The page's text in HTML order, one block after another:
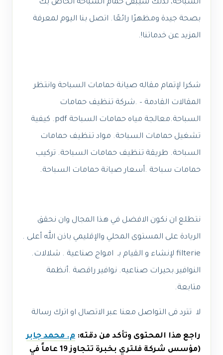
السباحة، لذلك سيبقى حمام السباحة الخاص بك
بصحة جيدة ومظهرًا رائعًا. اتصل بنا اليوم لمعرفة
المزيد عن خدماتنا!.
شكرا لإتمام مقاله صيانة حمامات السباحة وانتظر
المقالات القادمة – .شركة تنظيف حمامات
السباحة.معالجة مياه حمامات السباحة pdf. كيفية
تشغيل حمامات السباحة. مواد تنظيف حمامات
السباحة. طريقة تنظيف حمامات السباحة. تركيب
حمامات سباحة .أسعار صيانة حمامات السباحة.
نتطلع ان نكون الافضل في هذا المجال وان نحقق
الريادة على المستوى المحلي والإقليمي باذن الله أعلى .
filterie لإنشاء و القيام بـ امواج صناعية . شلالات.
النوافير.بحيرات صناعيه. نوافير راقصة .أنظمة
متابعة.
لا تترد فى التواصل معنا عبر الاتصال او اترك رسالة
راجع هذا المحتوى وتأكد من دقته: م. محمد جابر
(مؤسس شركة فلتري بخبرة تتجاوز 19 عاماً في